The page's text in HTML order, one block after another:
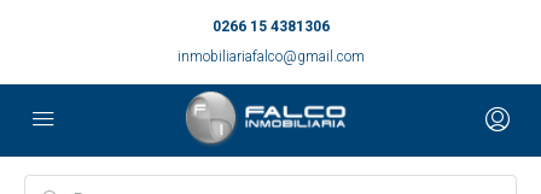
0266 15 4381306
inmobiliariafalco@gmail.com